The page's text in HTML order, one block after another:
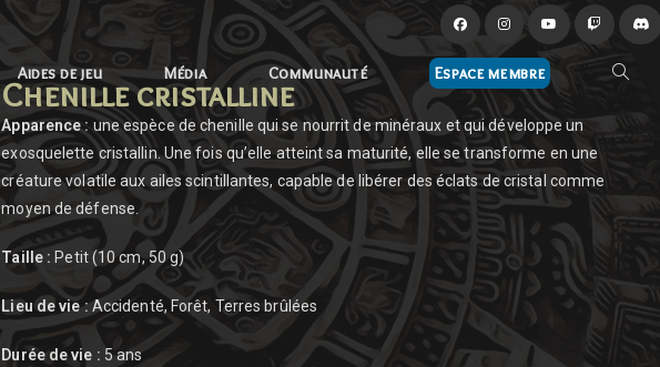
Aides de jeu Média Communauté Espace membre
Chenille cristalline
Apparence : une espèce de chenille qui se nourrit de minéraux et qui développe un
exosquelette cristallin. Une fois qu’elle atteint sa maturité, elle se transforme en une
créature volatile aux ailes scintillantes, capable de libérer des éclats de cristal comme
moyen de défense.
Taille : Petit (10 cm, 50 g)
Lieu de vie :Accidenté, Forêt, Terres brûlées
Durée de vie : 5 ans